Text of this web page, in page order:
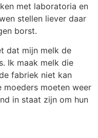
met laboratoria en
stellen liever daar
borst.
dat mijn melk de
Ik maak melk die
fabriek niet kan
moeders moeten weer
in staat zijn om hun